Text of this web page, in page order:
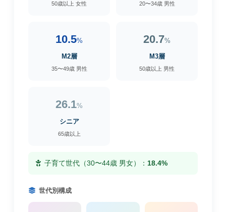
50歳以上 女性 20〜34歳 男性
10.5%
M2層
35〜49歳 男性
20.7%
M3層
50歳以上 男性
26.1%
シニア
65歳以上
子育て世代（30〜44歳 男女）： 18.4%
世代別構成